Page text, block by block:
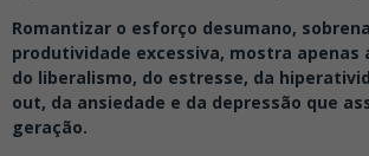
Romantizar o esforço desumano,
produtividade excessiva, mostra apenas
do liberalismo, do estresse, da
out, da ansiedade e da depressão que
geração.